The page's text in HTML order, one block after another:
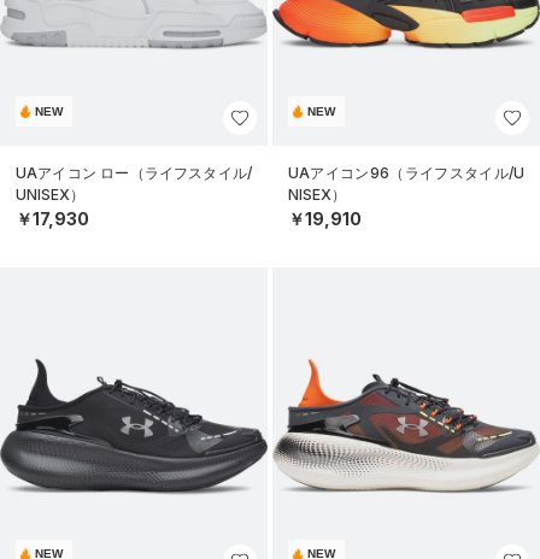
NEW
UAアイコン ロー（ライフスタイル/
UNISEX）
￥17,930
NEW
UAアイコン96（ライフスタイル/U
NISEX）
￥19,910
NEW NEW